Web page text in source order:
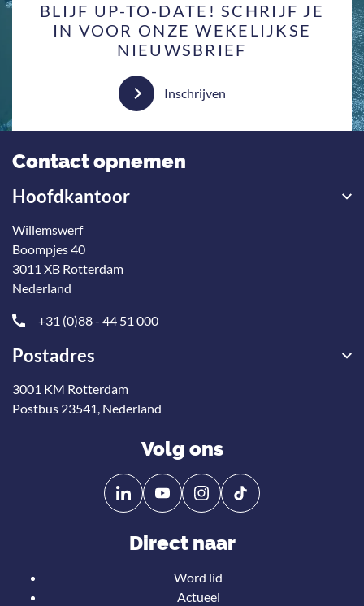
BLIJF UP-TO-DATE! SCHRIJF JE
IN VOOR ONZE WEKELIJKSE
NIEUWSBRIEF
Inschrijven
Contact opnemen
Hoofdkantoor
Willemswerf
Boompjes 40
3011 XB Rotterdam
Nederland
+31 (0)88 - 44 51 000
Postadres
3001 KM Rotterdam
Postbus 23541, Nederland
Volg ons
Volg
ons
Linkedin
Volg
ons
YouTube
Direct naar
Word lid
Actueel